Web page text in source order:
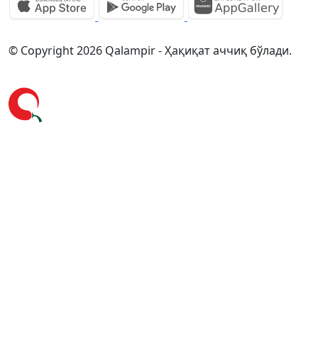
© Copyright 2026 Qalampir - Ҳақиқат аччиқ бўлади.